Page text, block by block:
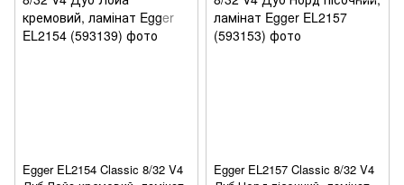
Egger EL2154 Classic 8/32 V4
Egger EL2157 Classic 8/32 V4